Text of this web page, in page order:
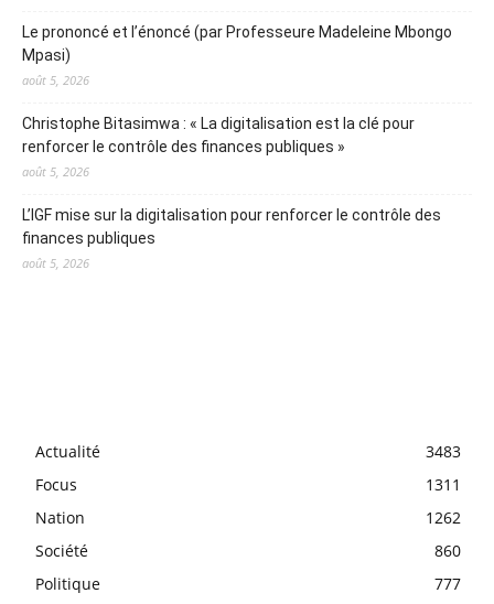
Le prononcé et l’énoncé (par Professeure Madeleine Mbongo
Mpasi)
août 5, 2026
Christophe Bitasimwa : « La digitalisation est la clé pour
renforcer le contrôle des finances publiques »
août 5, 2026
L’IGF mise sur la digitalisation pour renforcer le contrôle des
finances publiques
août 5, 2026
Actualité
3483
Focus
1311
Nation
1262
Société
860
Politique
777